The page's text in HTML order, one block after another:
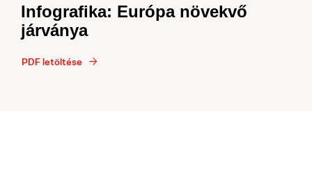
Infografika: Európa növekvő
járványa
PDF letöltése